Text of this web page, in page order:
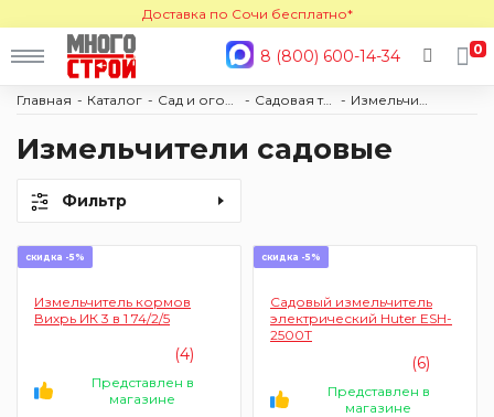
Доставка по Сочи бесплатно*
8 (800) 600-14-34 0
Главная Каталог Садовая техника
Измельчители садовые
Фильтр
скидка -5%
Измельчитель кормов
Вихрь ИК 3 в 1 74/2/5
(4)
Представлен в
магазине
скидка -5%
Садовый измельчитель
электрический Huter ESH-
2500Т
(6)
Представлен в
магазине